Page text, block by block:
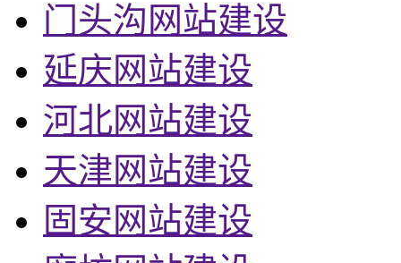
门头沟网站建设
延庆网站建设
河北网站建设
天津网站建设
固安网站建设